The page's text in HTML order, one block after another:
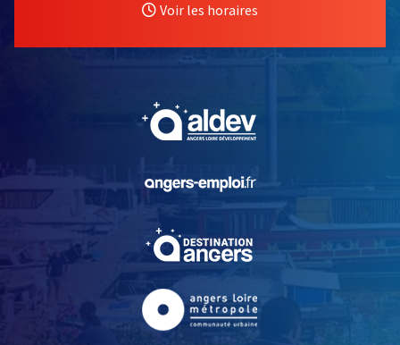
Voir les horaires
, Ouvre une nouvelle
, Ouvre une nouvelle